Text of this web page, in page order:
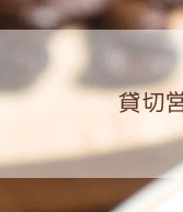
貸切